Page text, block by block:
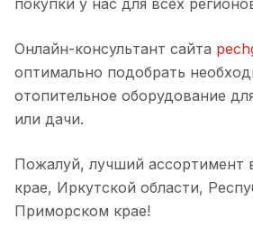
покупки у нас для всех
Онлайн-консультант сайта
оптимально подобрать
отопительное оборудование
или дачи.
Пожалуй, лучший ассортимент
крае, Иркутской области,
Приморском крае!